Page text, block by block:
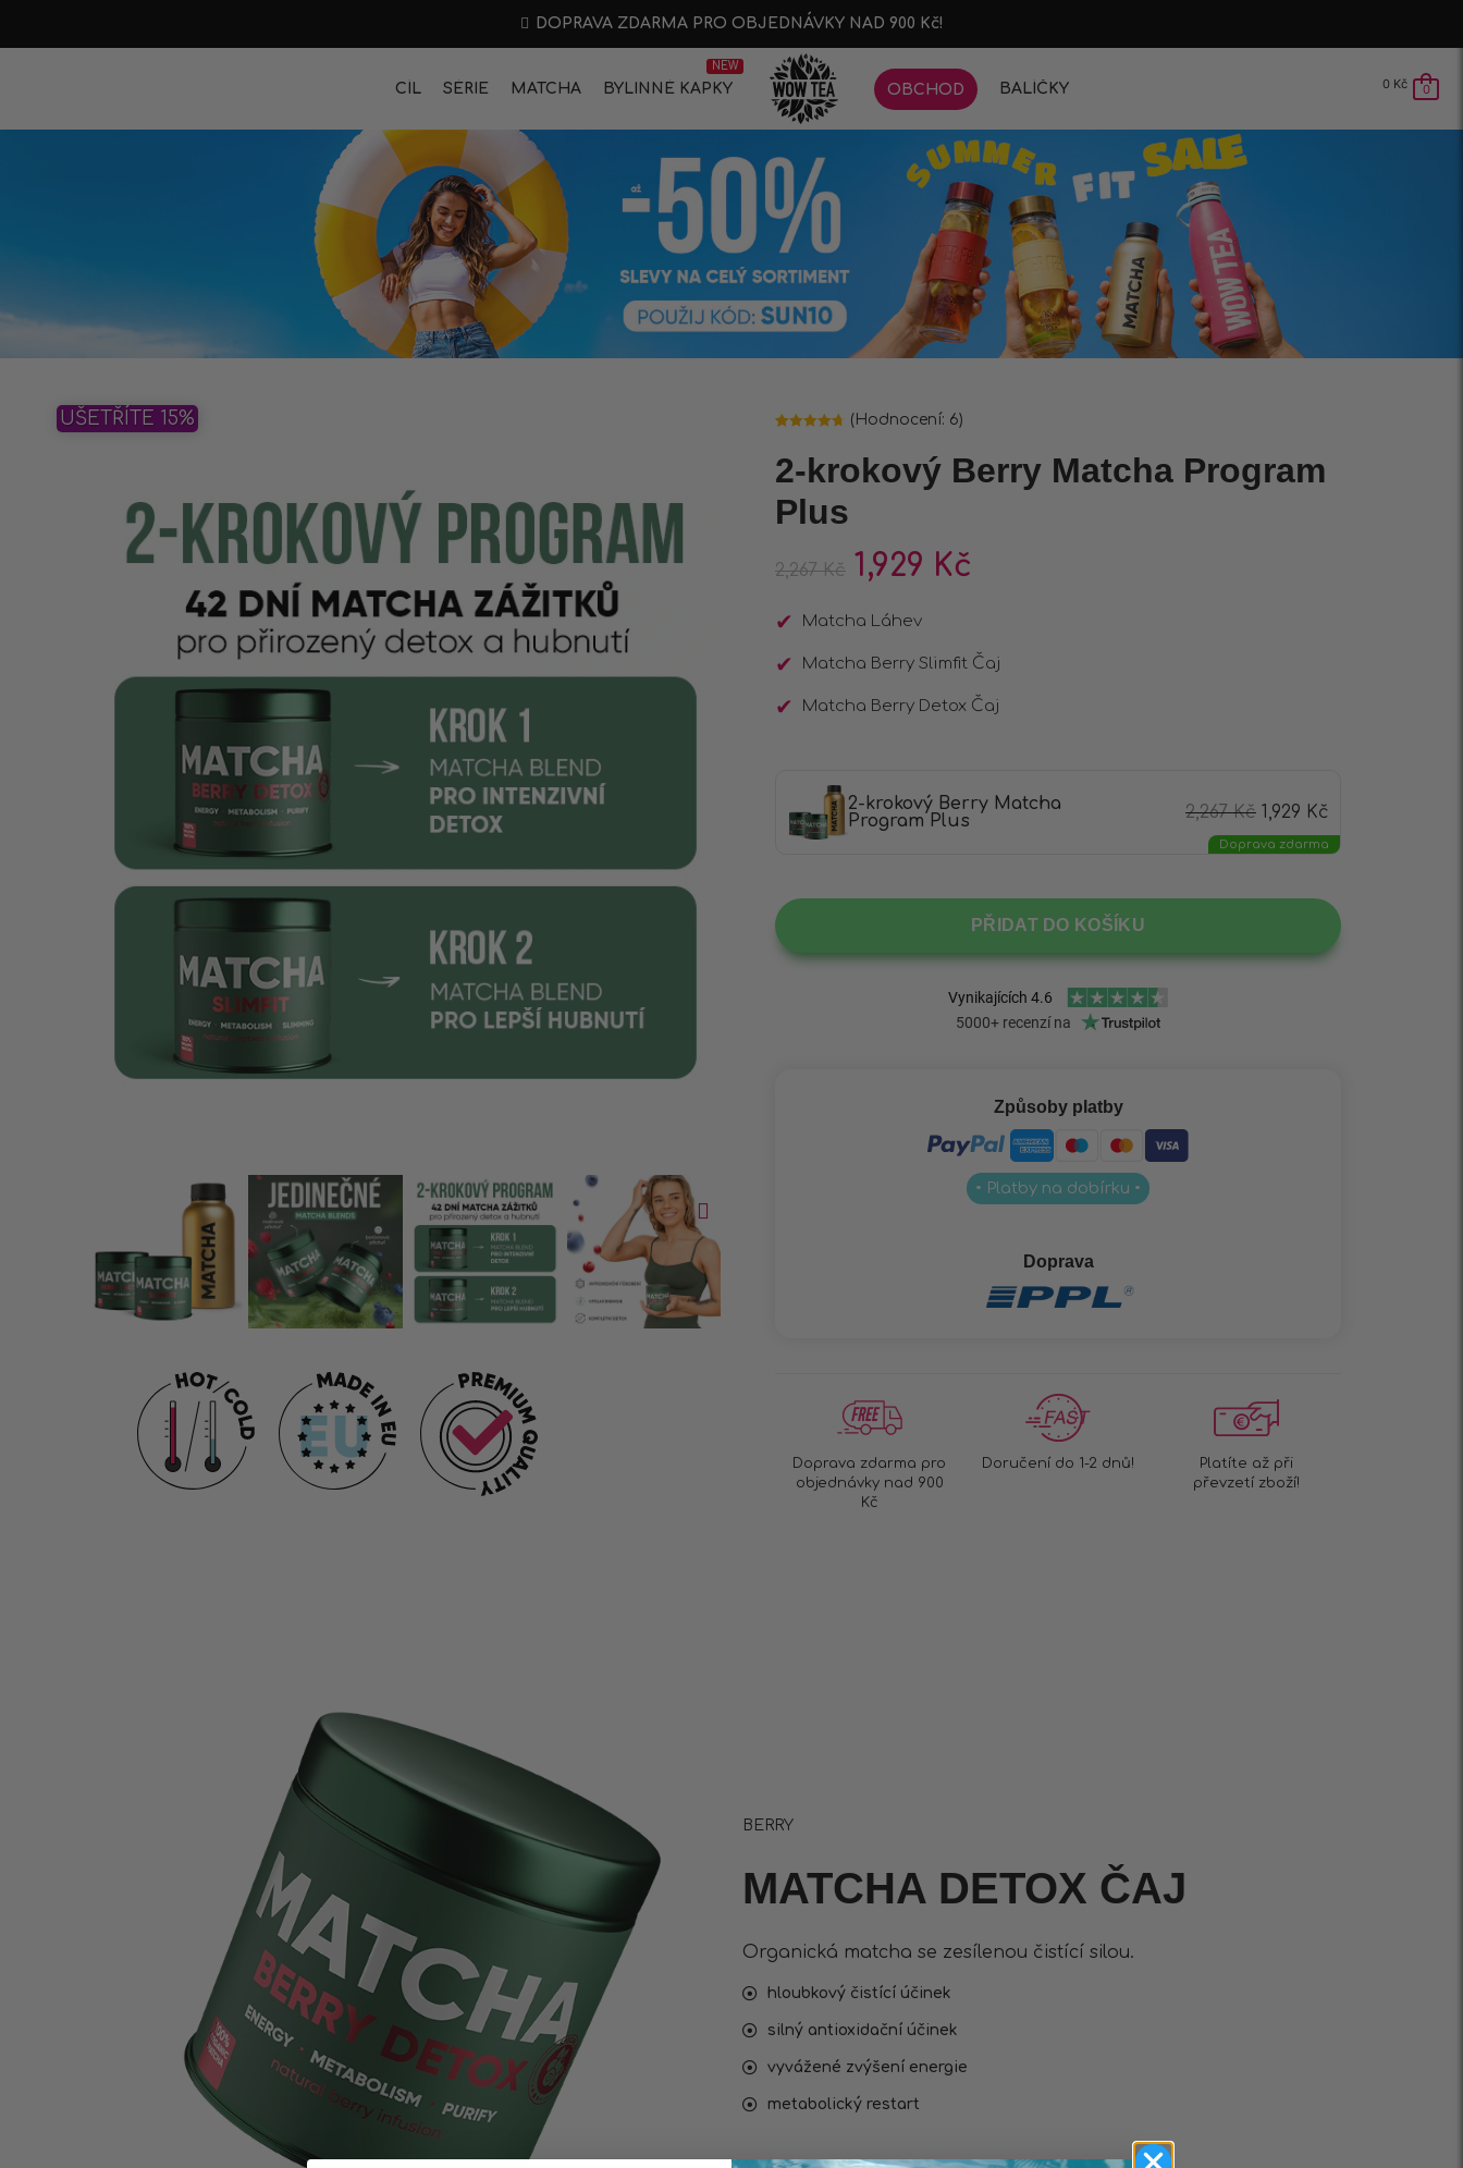
DOPRAVA ZDARMA PRO OBJEDNÁVKY NAD 900 Kč!
CÍL SÉRIE MATCHA
NEW
BYLINNÉ KAPKY OBCHOD BALÍČKY 0 Kč 0
UŠETŘÍTE 15%
základě
hodnocení
(Hodnocení: 6)
2-krokový Berry Matcha Program
Plus
2,267Kč 1,929 Kč
Matcha Láhev
Matcha Berry Slimfit Čaj
Matcha Berry Detox Čaj
2-krokový Berry Matcha
Program Plus
2,267Kč 1,929 Kč
Doprava zdarma
PŘIDAT DO KOŠÍKU
Způsoby platby
• Platby na dobírku •
Doprava
Doprava zdarma pro
objednávky nad 900
Kč
Doručení do 1-2 dnů!
Platíte až při
převzetí zboží!
BERRY
MATCHA DETOX ČAJ
Organická matcha se zesílenou čistící silou.
hloubkový čistící účinek
silný antioxidační účinek
vyvážené zvýšení energie
metabolický restart